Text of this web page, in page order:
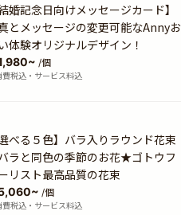
結婚記念日向けメッセージカード】
とメッセージの変更可能なAnnyお
体験オリジナルデザイン！
/個
税込・サービス料込
選べる５色】バラ入りラウンド花束
ラと同色の季節のお花★ゴトウフ
リスト最高品質の花束
/個
税込・サービス料込